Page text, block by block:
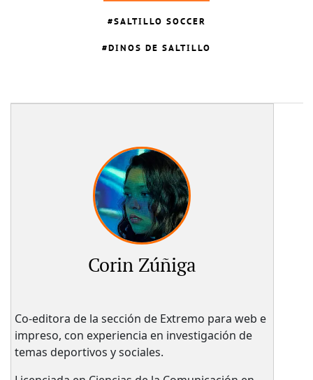
SALTILLO SOCCER
DINOS DE SALTILLO
Corin Zúñiga
Co-editora de la sección de Extremo para web e
impreso, con experiencia en investigación de
temas deportivos y sociales.